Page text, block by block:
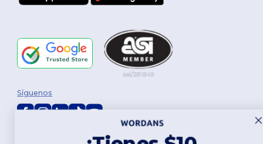
2026. Todos los derechos reservados
Síguenos